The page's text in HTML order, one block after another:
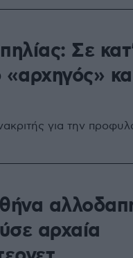
Σε
για την
αρχαία